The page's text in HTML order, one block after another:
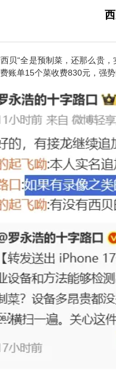
贝“全是预制菜，还那么贵
账单15个菜收费830元，强